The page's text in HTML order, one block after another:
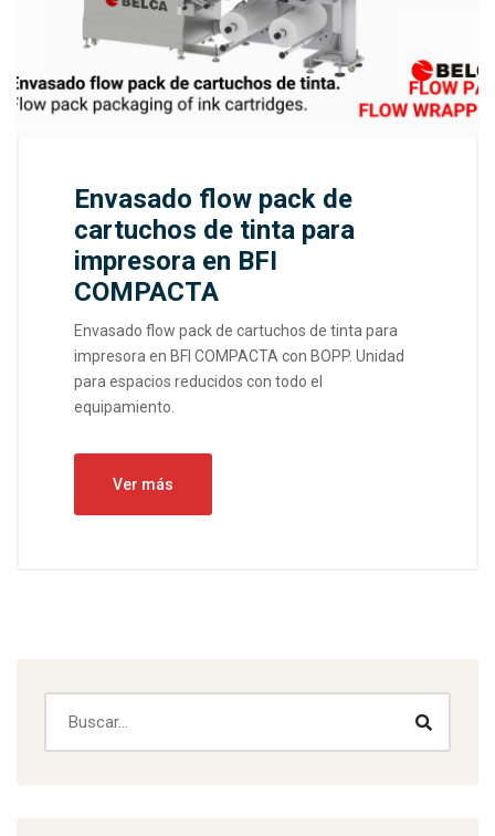
Envasado flow pack de
cartuchos de tinta para
impresora en BFI
COMPACTA
Envasado flow pack de cartuchos de tinta para
impresora en BFI COMPACTA con BOPP. Unidad
para espacios reducidos con todo el
equipamiento.
Ver más